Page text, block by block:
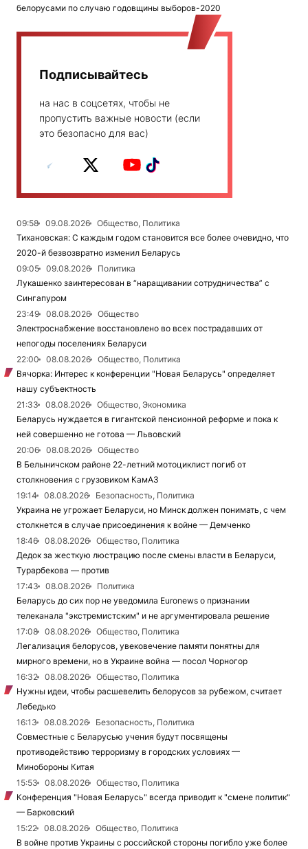
белорусами по случаю годовщины выборов-2020
Подписывайтесь
на нас в соцсетях, чтобы не
пропустить важные новости (если
это безопасно для вас)
09:58 09.08.2026
Общество, Политика
Тихановская: С каждым годом становится все более очевидно, что
2020-й безвозвратно изменил Беларусь
09:05
09.08.2026
Политика
Лукашенко заинтересован в “наращивании сотрудничества” с
Сингапуром
23:49
08.08.2026
Общество
Электроснабжение восстановлено во всех пострадавших от
непогоды поселениях Беларуси
22:00
08.08.2026
Общество, Политика
Вячорка: Интерес к конференции "Новая Беларусь" определяет
нашу субъектность
21:33
08.08.2026
Общество, Экономика
Беларусь нуждается в гигантской пенсионной реформе и пока к
ней совершенно не готова — Львовский
20:06
08.08.2026
Общество
В Белыничском районе 22-летний мотоциклист погиб от
столкновения с грузовиком КамАЗ
19:14
08.08.2026
Безопасность, Политика
Украина не угрожает Беларуси, но Минск должен понимать, с чем
столкнется в случае присоединения к войне — Демченко
18:46
08.08.2026
Общество, Политика
Дедок за жесткую люстрацию после смены власти в Беларуси,
Турарбекова — против
17:43
08.08.2026
Политика
Беларусь до сих пор не уведомила Euronews о признании
телеканала "экстремистским" и не аргументировала решение
17:08
08.08.2026
Общество, Политика
Легализация белорусов, увековечение памяти понятны для
мирного времени, но в Украине война — посол Чорногор
16:32
08.08.2026
Общество, Политика
Нужны идеи, чтобы расшевелить белорусов за рубежом, считает
Лебедько
16:13
08.08.2026
Безопасность, Политика
Совместные с Беларусью учения будут посвящены
противодействию терроризму в городских условиях —
Минобороны Китая
15:53
08.08.2026
Общество, Политика
Конференция "Новая Беларусь" всегда приводит к "смене политик"
— Барковский
15:22
08.08.2026
Общество, Политика
В войне против Украины с российской стороны погибло уже более